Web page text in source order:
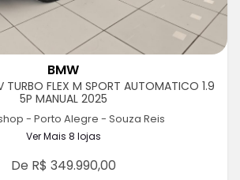
BMW
FLEX M SPORT AUTOMATICO 1.9
5P MANUAL 2025
- Porto Alegre - Souza Reis
Ver Mais 8 lojas
De R$ 349.990,00